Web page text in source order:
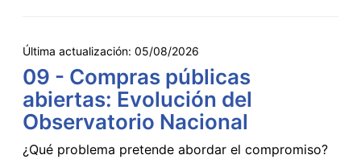
Última actualización: 05/08/2026
09 - Compras públicas
abiertas: Evolución del
Observatorio Nacional
¿Qué problema pretende abordar el compromiso?